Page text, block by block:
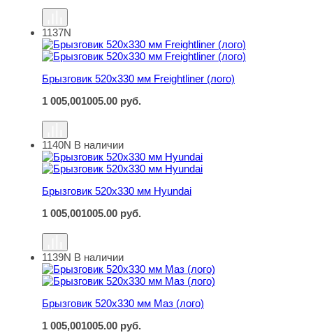
Брызговик 520х330 мм Freightliner (лого)
1137N
Брызговик 520х330 мм Freightliner (лого)
1 005,001005.00 руб.
Брызговик 520х330 мм Hyundai
1140N В наличии
Брызговик 520х330 мм Hyundai
1 005,001005.00 руб.
Брызговик 520х330 мм Маз (лого)
1139N В наличии
Брызговик 520х330 мм Маз (лого)
1 005,001005.00 руб.